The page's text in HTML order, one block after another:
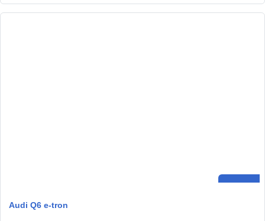
Audi Q6 e-tron